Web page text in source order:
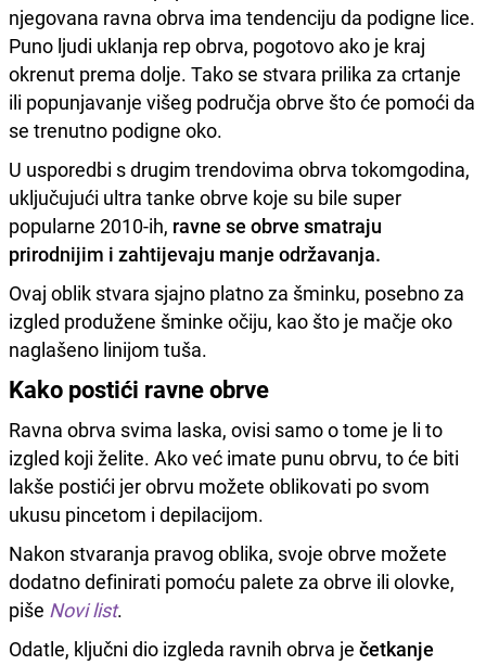
njegovana ravna obrva ima tendenciju da podigne lice.
Puno ljudi uklanja rep obrva, pogotovo ako je kraj
okrenut prema dolje. Tako se stvara prilika za crtanje
ili popunjavanje višeg područja obrve što će pomoći da
se trenutno podigne oko.
U usporedbi s drugim trendovima obrva tokomgodina,
uključujući ultra tanke obrve koje su bile super
popularne 2010-ih, ravne se obrve smatraju
prirodnijim i zahtijevaju manje održavanja.
Ovaj oblik stvara sjajno platno za šminku, posebno za
izgled produžene šminke očiju, kao što je mačje oko
naglašeno linijom tuša.
Kako postići ravne obrve
Ravna obrva svima laska, ovisi samo o tome je li to
izgled koji želite. Ako već imate punu obrvu, to će biti
lakše postići jer obrvu možete oblikovati po svom
ukusu pincetom i depilacijom.
Nakon stvaranja pravog oblika, svoje obrve možete
dodatno definirati pomoću palete za obrve ili olovke,
piše Novi list.
Odatle, ključni dio izgleda ravnih obrva je četkanje